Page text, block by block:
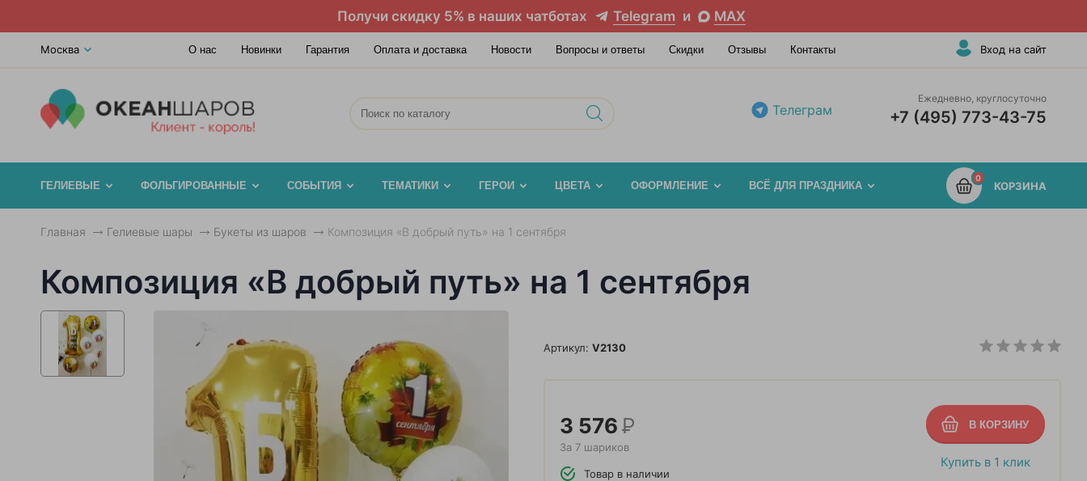
Получи скидку 5% в наших чатботах Telegram и MAX
Москва О нас Новинки Гарантия Оплата и доставка Новости Вопросы и ответы Скидки Отзывы Контакты Вход на сайт
Телеграм
Ежедневно, круглосуточно
+7 (495) 773-43-75
0
КОРЗИНА
ГЕЛИЕВЫЕ ФОЛЬГИРОВАННЫЕ СОБЫТИЯ ТЕМАТИКИ ГЕРОИ ЦВЕТА ОФОРМЛЕНИЕ ВСЁ ДЛЯ ПРАЗДНИКА
Главная Гелиевые шары Букеты из шаров Композиция «В добрый путь» на 1 сентября
Композиция «В добрый путь» на 1 сентября
Артикул: V2130
Купить в 1 клик
3 576Р
За 7 шариков
Товар в наличии